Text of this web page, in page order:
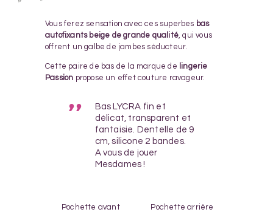
Vous ferez sensation avec ces superbes bas
autofixants beige de grande qualité , qui vous
offrent un galbe de jambes séducteur.
Cette paire de bas de la marque de lingerie
Passion propose un effet couture ravageur.
Bas LYCRA fin et
délicat, transparent et
fantaisie. Dentelle de 9
cm, silicone 2 bandes.
A vous de jouer
Mesdames !
Pochette avant Pochette arrière